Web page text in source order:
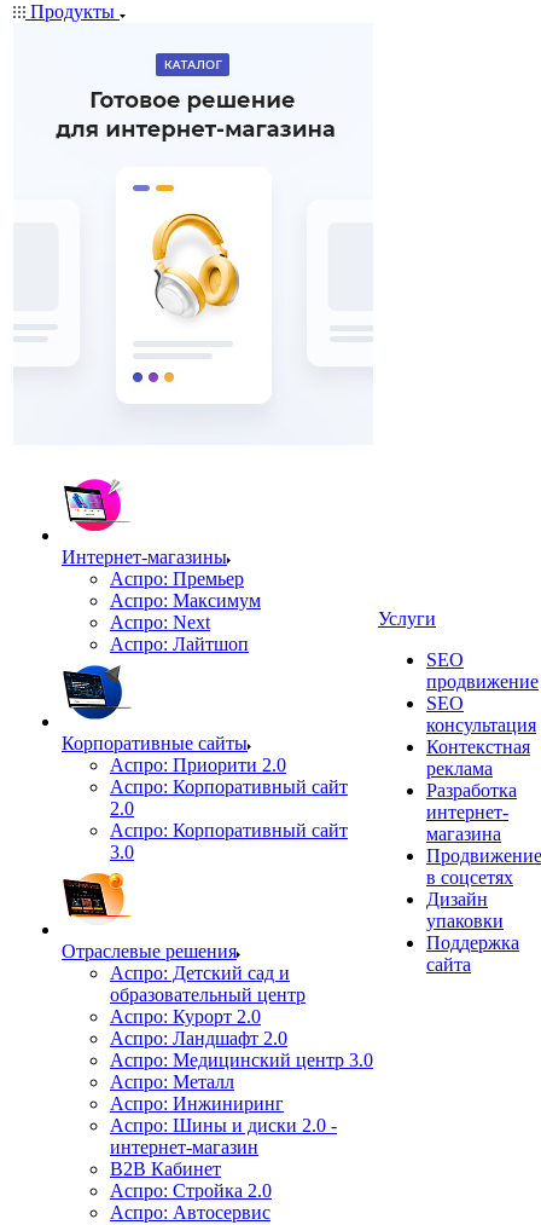
Продукты
Интернет-магазины
Аспро: Премьер
Аспро: Максимум
Аспро: Next
Аспро: Лайтшоп
Корпоративные сайты
Аспро: Приорити 2.0
Аспро: Корпоративный сайт
2.0
Аспро: Корпоративный сайт
3.0
Отраслевые решения
Аспро: Детский сад и
образовательный центр
Аспро: Курорт 2.0
Аспро: Ландшафт 2.0
Аспро: Медицинский центр 3.0
Аспро: Металл
Аспро: Инжиниринг
Аспро: Шины и диски 2.0 -
интернет-магазин
B2B Кабинет
Аспро: Стройка 2.0
Аспро: Автосервис
Услуги
SEO
продвижение
SEO
консультация
Контекстная
реклама
Разработка
интернет-
магазина
Продвижение
в соцсетях
Дизайн
упаковки
Поддержка
сайта